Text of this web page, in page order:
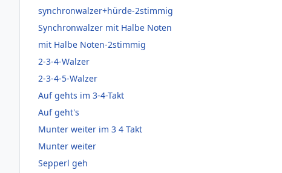
synchronwalzer+hürde-2stimmig
Synchronwalzer mit Halbe Noten
mit Halbe Noten-2stimmig
2-3-4-Walzer
2-3-4-5-Walzer
Auf gehts im 3-4-Takt
Auf geht's
Munter weiter im 3 4 Takt
Munter weiter
Sepperl geh